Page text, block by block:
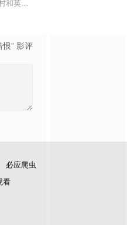
意战争后，国家蒙羞，张謇虽高中状
和英国牛津，麦香通过视频向米良
恨” 影评
必应爬虫
看